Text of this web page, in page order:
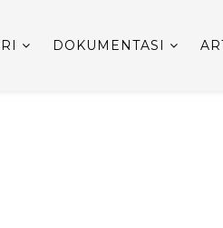
DOKUMENTASI